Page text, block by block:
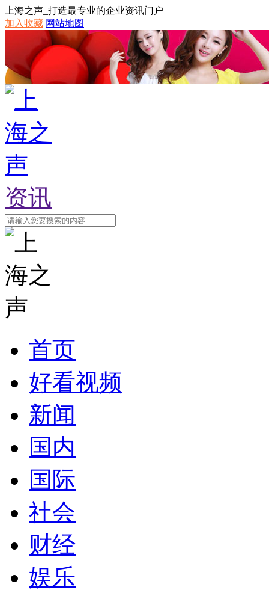
上海之声_打造最专业的企业资讯门户
加入收藏 网站地图
资讯
首页
好看视频
新闻
国内
国际
社会
财经
娱乐